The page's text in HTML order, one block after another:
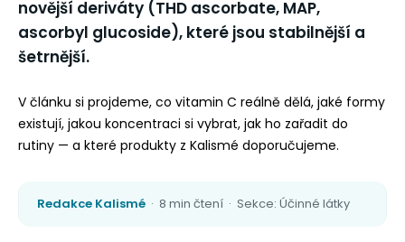
novější deriváty (THD ascorbate, MAP,
ascorbyl glucoside), které jsou stabilnější a
šetrnější.
V článku si projdeme, co vitamin C reálně dělá, jaké formy
existují, jakou koncentraci si vybrat, jak ho zařadit do
rutiny — a které produkty z Kalismé doporučujeme.
Redakce Kalismé · 8 min čtení · Sekce: Účinné látky